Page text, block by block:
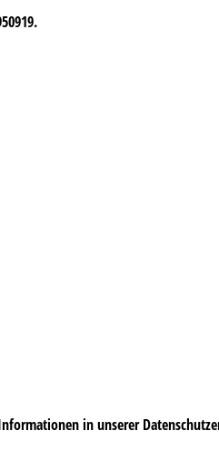
in unserer